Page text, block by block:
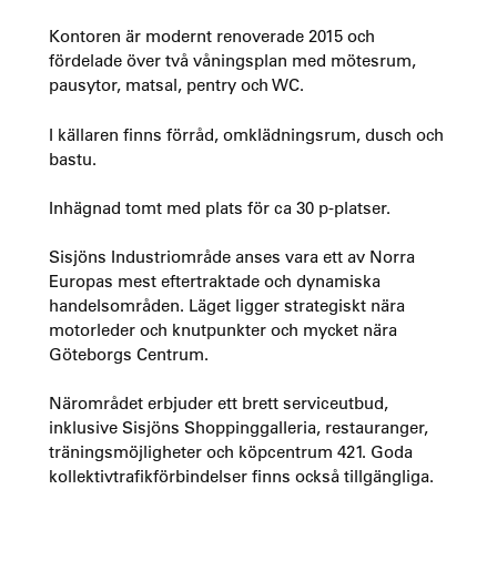
Kontoren är modernt renoverade 2015 och
fördelade över två våningsplan med mötesrum,
pausytor, matsal, pentry och WC.
I källaren finns förråd, omklädningsrum, dusch och
bastu.
Inhägnad tomt med plats för ca 30 p-platser.
Sisjöns Industriområde anses vara ett av Norra
Europas mest eftertraktade och dynamiska
handelsområden. Läget ligger strategiskt nära
motorleder och knutpunkter och mycket nära
Göteborgs Centrum.
Närområdet erbjuder ett brett serviceutbud,
inklusive Sisjöns Shoppinggalleria, restauranger,
träningsmöjligheter och köpcentrum 421. Goda
kollektivtrafikförbindelser finns också tillgängliga.